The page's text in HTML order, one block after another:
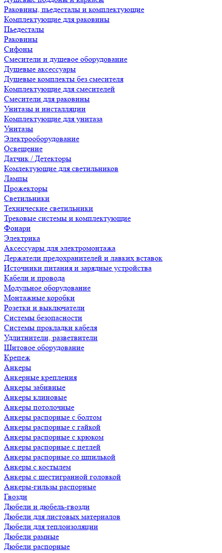
Раковины, пьедесталы и комплектующие
Комплектующие для раковины
Пьедесталы
Раковины
Сифоны
Смесители и душевое оборудование
Душевые аксессуары
Душевые комплекты без смесителя
Комплектующие для смесителей
Смесители для раковины
Унитазы и инсталляции
Комплектующие для унитаза
Унитазы
Электрооборудование
Освещение
Датчик / Детекторы
Комлектующие для светильников
Лампы
Прожекторы
Светильники
Технические светильники
Трековые системы и комплектующие
Фонари
Электрика
Аксессуары для электромонтажа
Держатели предохранителей и лавких вставок
Источники питания и зарядные устройства
Кабели и провода
Модульное оборудование
Монтажные коробки
Розетки и выключатели
Системы безопасности
Системы прокладки кабеля
Удлитнители, разветвители
Щитовое оборудование
Крепеж
Анкеры
Анкерные крепления
Анкеры забивные
Анкеры клиновые
Анкеры потолочные
Анкеры распорные с болтом
Анкеры распорные с гайкой
Анкеры распорные с крюком
Анкеры распорные с петлей
Анкеры распорные со шпилькой
Анкеры с костылем
Анкеры с шестигранной головкой
Анкеры-гильзы распорные
Гвозди
Дюбели и дюбель-гвозди
Дюбели для листовых материалов
Дюбели для теплоизоляции
Дюбели рамные
Дюбели распорные